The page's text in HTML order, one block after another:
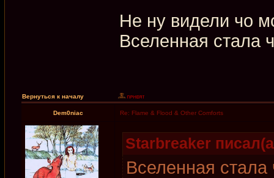
Не ну видели чо
Вселенная стала
Вернуться к началу
Dem0niac Re: Flame & Flood & Other Comforts
Starbreaker
Вселенная стала